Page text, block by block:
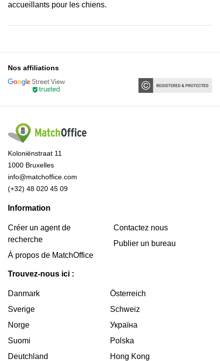
accueillants pour les chiens.
Nos affiliations
Koloniënstraat 11
1000 Bruxelles
info@matchoffice.com
(+32) 48 020 45 09
Information
Créer un agent de
recherche
À propos de MatchOffice
Contactez nous
Publier un bureau
Trouvez-nous ici :
Danmark
Sverige
Norge
Suomi
Deutchland
Österreich
Schweiz
Україна
Polska
Hong Kong